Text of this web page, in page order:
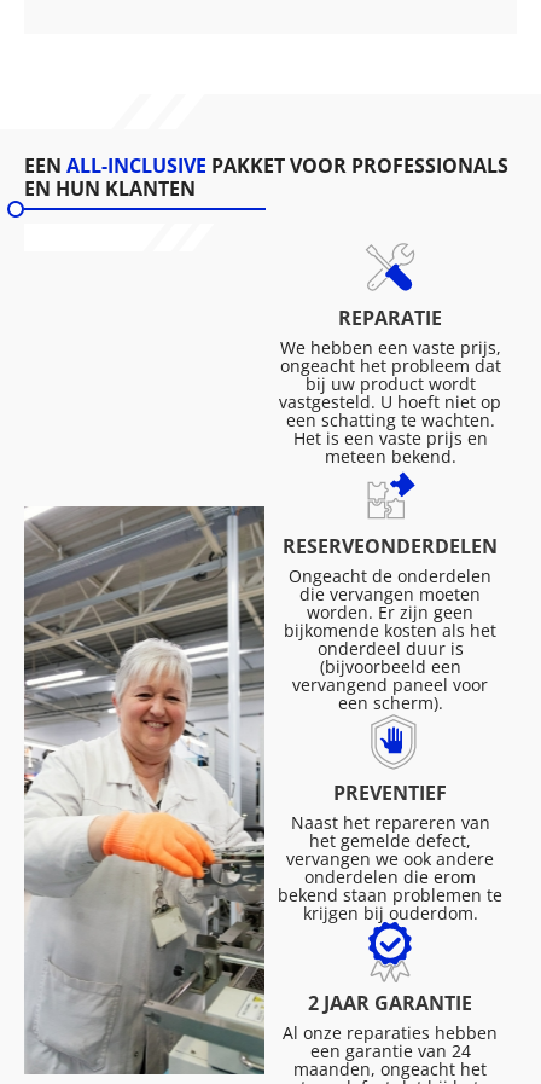
EEN ALL-INCLUSIVE PAKKET VOOR PROFESSIONALS
EN HUN KLANTEN
REPARATIE
We hebben een vaste prijs,
ongeacht het probleem dat
bij uw product wordt
vastgesteld. U hoeft niet op
een schatting te wachten.
Het is een vaste prijs en
meteen bekend.
RESERVEONDERDELEN
Ongeacht de onderdelen
die vervangen moeten
worden. Er zijn geen
bijkomende kosten als het
onderdeel duur is
(bijvoorbeeld een
vervangend paneel voor
een scherm).
PREVENTIEF
Naast het repareren van
het gemelde defect,
vervangen we ook andere
onderdelen die erom
bekend staan problemen te
krijgen bij ouderdom.
2 JAAR GARANTIE
Al onze reparaties hebben
een garantie van 24
maanden, ongeacht het